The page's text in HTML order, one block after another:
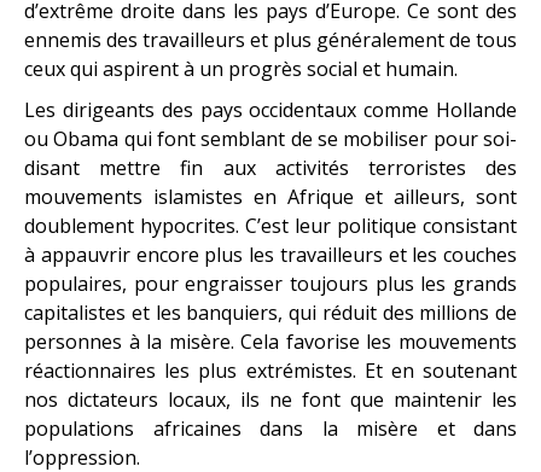
d’extrême droite dans les pays d’Europe. Ce sont des
ennemis des travailleurs et plus généralement de tous
ceux qui aspirent à un progrès social et humain.
Les dirigeants des pays occidentaux comme Hollande
ou Obama qui font semblant de se mobiliser pour soi-
disant mettre fin aux activités terroristes des
mouvements islamistes en Afrique et ailleurs, sont
doublement hypocrites. C’est leur politique consistant
à appauvrir encore plus les travailleurs et les couches
populaires, pour engraisser toujours plus les grands
capitalistes et les banquiers, qui réduit des millions de
personnes à la misère. Cela favorise les mouvements
réactionnaires les plus extrémistes. Et en soutenant
nos dictateurs locaux, ils ne font que maintenir les
populations africaines dans la misère et dans
l’oppression.